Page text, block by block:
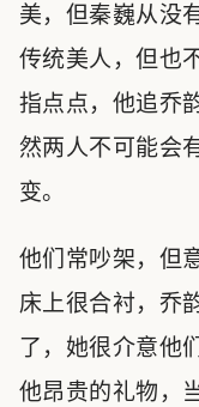
美，但秦巍从没
传统美人，但也
指点点，他追乔
然两人不可能会
变。
他们常吵架，但
床上很合衬，乔
了，她很介意他
他昂贵的礼物，